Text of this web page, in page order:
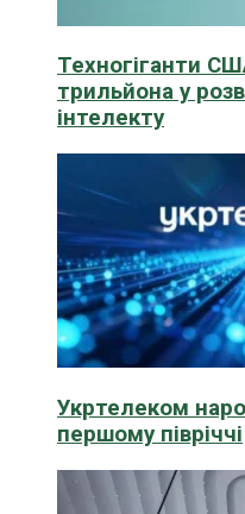
Техногіганти
трильйона у
інтелекту
Укртелеком
першому півріччі